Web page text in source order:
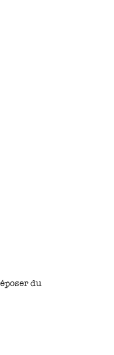
du